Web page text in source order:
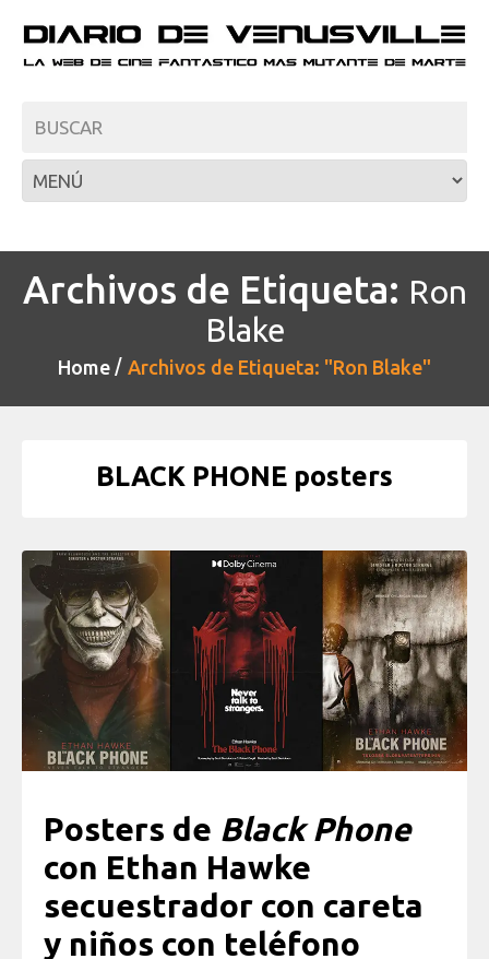
Archivos de Etiqueta: Ron
Blake
Home Archivos de Etiqueta: "Ron Blake"
BLACK PHONE posters
Posters de Black Phone
con Ethan Hawke
secuestrador con careta
y niños con teléfono